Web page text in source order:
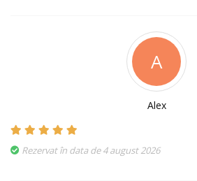
A
Alex
Rezervat în data de 4 august 2026